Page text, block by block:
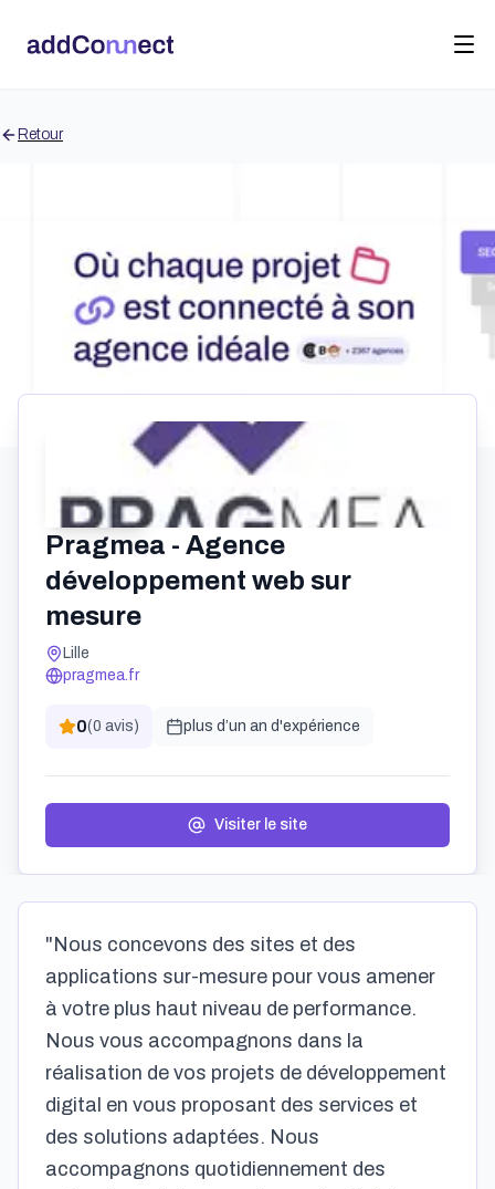
Retour
Pragmea - Agence
développement web sur
mesure
Lille
pragmea.fr
0(0 avis) plus d’un an d'expérience
Visiter le site
"Nous concevons des sites et des
applications sur-mesure pour vous amener
à votre plus haut niveau de performance.
Nous vous accompagnons dans la
réalisation de vos projets de développement
digital en vous proposant des services et
des solutions adaptées. Nous
accompagnons quotidiennement des